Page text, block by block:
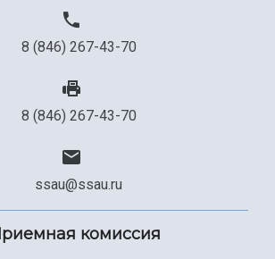
8 (846) 267-43-70
8 (846) 267-43-70
ssau@ssau.ru
комиссия